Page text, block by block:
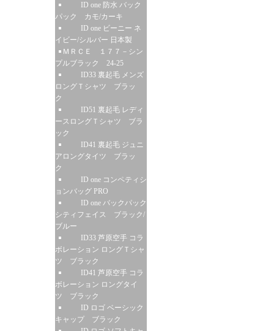
ID one 防水 バック
パック カモ/カーキ
ID one ビーニー ネ
イビー/シルバー 日本製
ＭＲＣＥ １７７－シン
プルブラック 24-25
ID33 裏起毛 メンズ
ロングＴシャツ ブラッ
ク
ID51 裏起毛 レディ
ースロングＴシャツ ブラ
ック
ID41 裏起毛 ジュニ
アロングタイツ ブラッ
ク
ID one コンペティシ
ョンバッグ PRO
ID one バックパック
シティフェイス ブラック/
ブルー
ID33 芦原空手 コラ
ボレーション ロングＴシャ
ツ ブラック
ID41 芦原空手 コラ
ボレーション ロングタイ
ツ ブラック
ID ロゴ ベーシック
キャップ ブラック